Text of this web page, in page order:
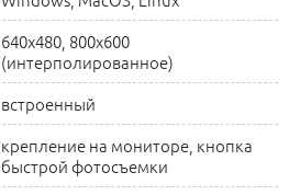
640x480, 800x600
(интерполированное)
встроенный
крепление на мониторе, кнопка
быстрой фотосъемки